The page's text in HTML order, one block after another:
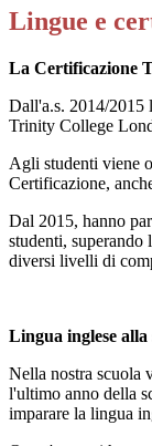
Lingue e
La Certificazione
Dall'a.s. 2014/2015
Trinity College
Agli studenti viene
Certificazione,
Dal 2015, hanno
studenti, superando
diversi livelli di
Lingua inglese
Nella nostra scuola
l'ultimo anno della
imparare la lingua